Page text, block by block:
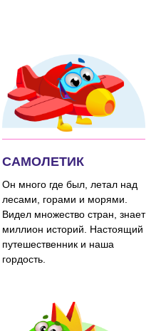
САМОЛЕТИК
Он много где был, летал над
лесами, горами и морями.
Видел множество стран, знает
миллион историй. Настоящий
путешественник и наша
гордость.